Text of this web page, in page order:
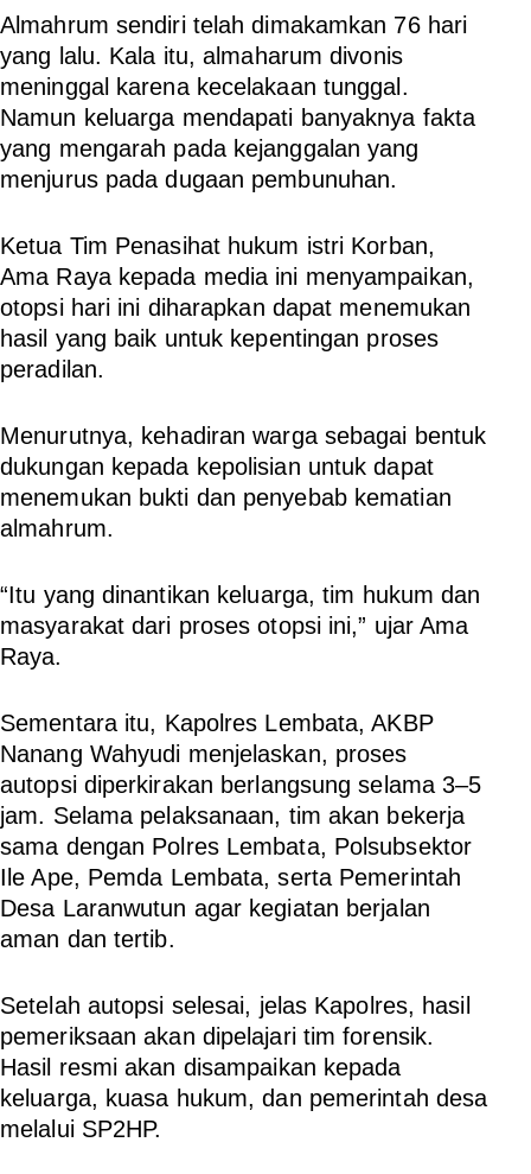
Almahrum sendiri telah dimakamkan 76 hari
yang lalu. Kala itu, almaharum divonis
meninggal karena kecelakaan tunggal.
Namun keluarga mendapati banyaknya fakta
yang mengarah pada kejanggalan yang
menjurus pada dugaan pembunuhan.
Ketua Tim Penasihat hukum istri Korban,
Ama Raya kepada media ini menyampaikan,
otopsi hari ini diharapkan dapat menemukan
hasil yang baik untuk kepentingan proses
peradilan.
Menurutnya, kehadiran warga sebagai bentuk
dukungan kepada kepolisian untuk dapat
menemukan bukti dan penyebab kematian
almahrum.
“Itu yang dinantikan keluarga, tim hukum dan
masyarakat dari proses otopsi ini,” ujar Ama
Raya.
Sementara itu, Kapolres Lembata, AKBP
Nanang Wahyudi menjelaskan, proses
autopsi diperkirakan berlangsung selama 3–5
jam. Selama pelaksanaan, tim akan bekerja
sama dengan Polres Lembata, Polsubsektor
Ile Ape, Pemda Lembata, serta Pemerintah
Desa Laranwutun agar kegiatan berjalan
aman dan tertib.
Setelah autopsi selesai, jelas Kapolres, hasil
pemeriksaan akan dipelajari tim forensik.
Hasil resmi akan disampaikan kepada
keluarga, kuasa hukum, dan pemerintah desa
melalui SP2HP.